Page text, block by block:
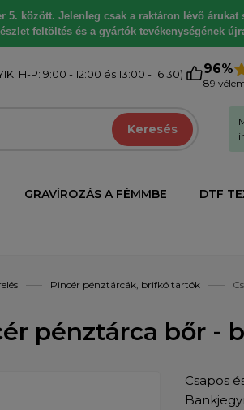
5. között. Jelenleg csak a raktáron lévő
feltöltés és a gyártók tevékenységének
H-P: 9:00 - 12:00 és 13:00 - 16:30) 96%
89
Keresés
GRAVÍROZÁS A FÉMMBE DTF
Pincér pénztárcák, brifkó tartók
pénztárca bőr -
Csapos